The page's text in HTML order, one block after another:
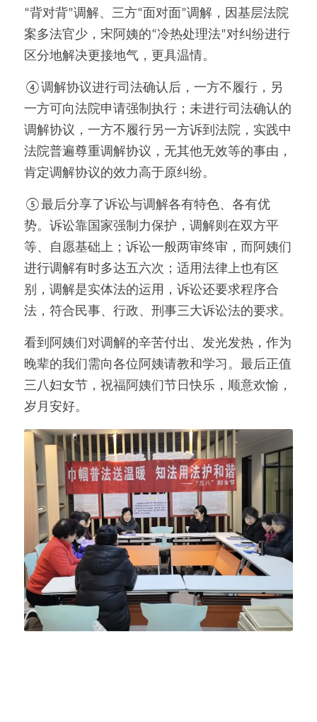
“背对背”调解、三方“面对面”调解，因基层法院
案多法官少，宋阿姨的“冷热处理法”对纠纷进行
区分地解决更接地气，更具温情。
④调解协议进行司法确认后，一方不履行，另
一方可向法院申请强制执行；未进行司法确认的
调解协议，一方不履行另一方诉到法院，实践中
法院普遍尊重调解协议，无其他无效等的事由，
肯定调解协议的效力高于原纠纷。
⑤最后分享了诉讼与调解各有特色、各有优
势。诉讼靠国家强制力保护，调解则在双方平
等、自愿基础上；诉讼一般两审终审，而阿姨们
进行调解有时多达五六次；适用法律上也有区
别，调解是实体法的运用，诉讼还要求程序合
法，符合民事、行政、刑事三大诉讼法的要求。
看到阿姨们对调解的辛苦付出、发光发热，作为
晚辈的我们需向各位阿姨请教和学习。最后正值
三八妇女节，祝福阿姨们节日快乐，顺意欢愉，
岁月安好。